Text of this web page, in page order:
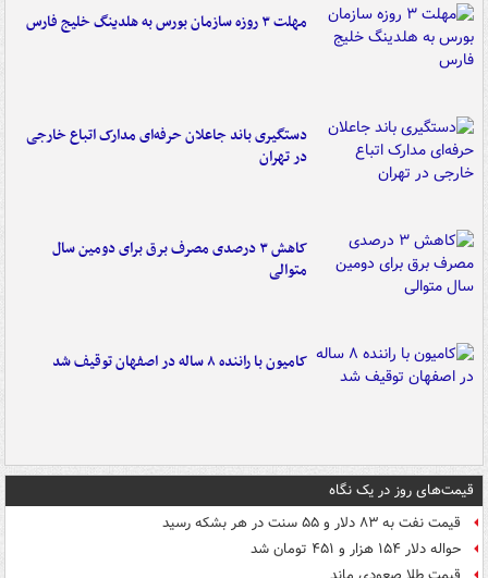
مهلت ۳ روزه سازمان بورس به هلدینگ خلیج فارس
دستگیری باند جاعلان حرفه‌ای مدارک اتباع خارجی
در تهران
کاهش ۳ درصدی مصرف برق برای دومین سال
متوالی
کامیون با راننده ۸ ساله در اصفهان توقیف شد
قیمت‌های روز در یک نگاه
قیمت نفت به ۸۳ دلار و ۵۵ سنت در هر بشکه رسید
حواله دلار ۱۵۴ هزار و ۴۵۱ تومان شد